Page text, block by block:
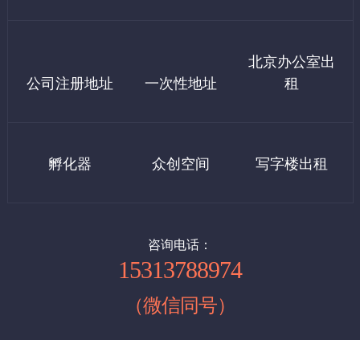
四：东城区虚拟地址：
企业名称查询
（注册公司第一步，即查名，通过北京市工商行管理局进行公司名
进行综合审定，给予注册核准，并发放盖有市工商行政管理局名称
如果需要租房发票，发票税点10个记500元，需要客户自理
你公司需要我们全程办理，按上面价格收费。
公司注册地址 一次性地址
北京办公室出
租
孵化器 众创空间 写字楼出租
咨询电话：
15313788974
（微信同号）